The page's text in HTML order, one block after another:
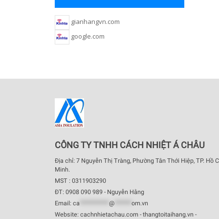
gianhangvn.com
google.com
CÔNG TY TNHH CÁCH NHIỆT Á CHÂU
Địa chỉ: 7 Nguyễn Thị Tràng, Phường Tân Thới Hiệp, TP. Hồ
Minh.
MST : 0311903290
ĐT: 0908 090 989 - Nguyễn Hằng
Email: ca @
om.vn
Website: cachnhietachau.com - thangtoitaihang.vn -